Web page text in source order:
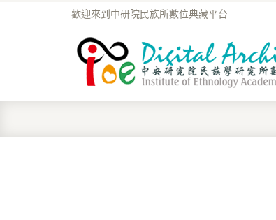
歡迎來到中研院民族所數位典藏平台